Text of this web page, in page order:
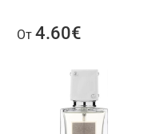
От 4.60€